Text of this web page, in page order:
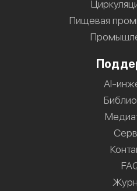
Пищевая
AI-